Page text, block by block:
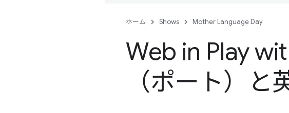
ホーム Shows Mother Language Day
Web in Play
（ポート）と